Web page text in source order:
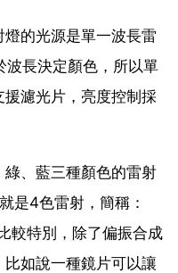
的光源是單一波長雷
長決定顏色，所以單
濾光片，亮度控制採
、藍三種顏色的雷射
是4色雷射，簡稱：
較特別，除了偏振合成
比如說一種鏡片可以讓